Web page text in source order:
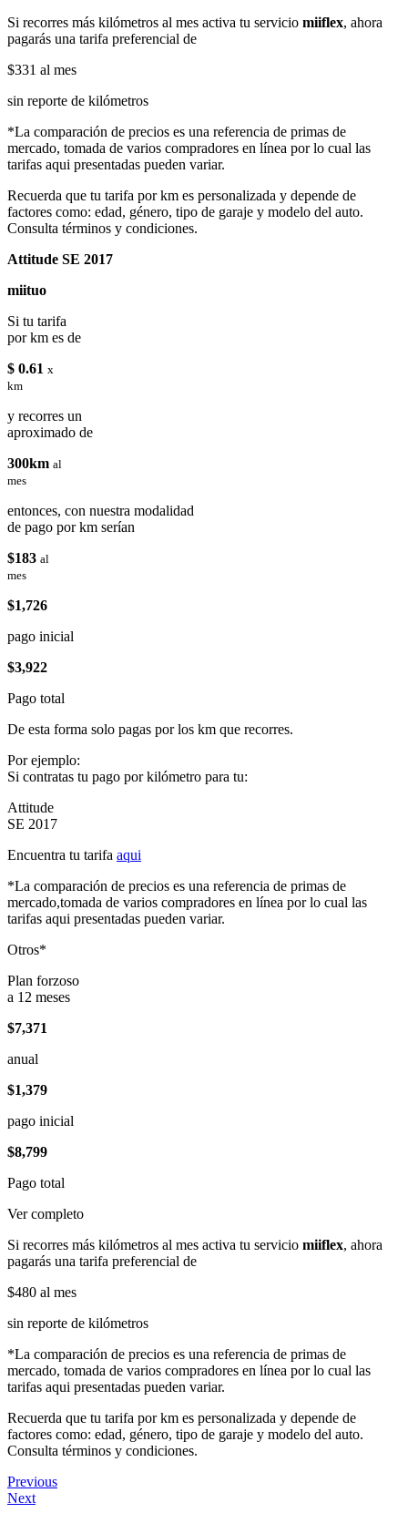
Si recorres más kilómetros al mes activa tu servicio miiflex, ahora
pagarás una tarifa preferencial de
$331 al mes
sin reporte de kilómetros
*La comparación de precios es una referencia de primas de
mercado, tomada de varios compradores en línea por lo cual las
tarifas aqui presentadas pueden variar.
Recuerda que tu tarifa por km es personalizada y depende de
factores como: edad, género, tipo de garaje y modelo del auto.
Consulta términos y condiciones.
Attitude SE 2017
miituo
Si tu tarifa
por km es de
$ 0.61 x
km
y recorres un
aproximado de
300km al
mes
entonces, con nuestra modalidad
de pago por km serían
$183 al
mes
$1,726
pago inicial
$3,922
Pago total
De esta forma solo pagas por los km que recorres.
Por ejemplo:
Si contratas tu pago por kilómetro para tu:
Attitude
SE 2017
Encuentra tu tarifa aqui
*La comparación de precios es una referencia de primas de
mercado,tomada de varios compradores en línea por lo cual las
tarifas aqui presentadas pueden variar.
Otros*
Plan forzoso
a 12 meses
$7,371
anual
$1,379
pago inicial
$8,799
Pago total
Ver completo
Si recorres más kilómetros al mes activa tu servicio miiflex, ahora
pagarás una tarifa preferencial de
$480 al mes
sin reporte de kilómetros
*La comparación de precios es una referencia de primas de
mercado, tomada de varios compradores en línea por lo cual las
tarifas aqui presentadas pueden variar.
Recuerda que tu tarifa por km es personalizada y depende de
factores como: edad, género, tipo de garaje y modelo del auto.
Consulta términos y condiciones.
Previous
Next